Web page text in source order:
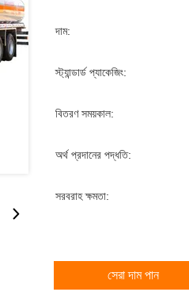
দাম:
স্ট্যান্ডার্ড প্যাকেজিং:
বিতরণ সময়কাল:
অর্থ প্রদানের পদ্ধতি:
সরবরাহ ক্ষমতা:
সেরা দাম পান